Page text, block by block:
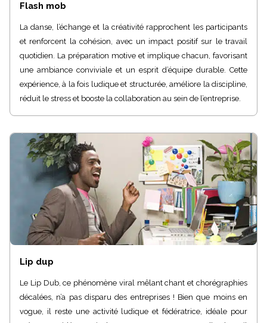
Flash mob
La danse, l’échange et la créativité rapprochent les participants
et renforcent la cohésion, avec un impact positif sur le travail
quotidien. La préparation motive et implique chacun, favorisant
une ambiance conviviale et un esprit d’équipe durable. Cette
expérience, à la fois ludique et structurée, améliore la discipline,
réduit le stress et booste la collaboration au sein de l’entreprise.
Lip dup
Le Lip Dub, ce phénomène viral mêlant chant et chorégraphies
décalées, n’a pas disparu des entreprises ! Bien que moins en
vogue, il reste une activité ludique et fédératrice, idéale pour